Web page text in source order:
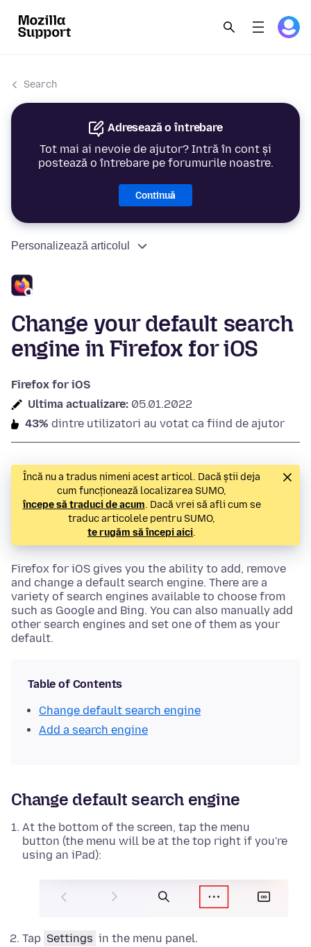
Search
Adresează o întrebare
Tot mai ai nevoie de ajutor? Intră în cont și
postează o întrebare pe forumurile noastre.
Continuă
Personalizează articolul
Change your default search
engine in Firefox for iOS
Firefox for iOS
Ultima actualizare: 05.01.2022
43% dintre utilizatori au votat ca fiind de ajutor
Încă nu a tradus nimeni acest articol. Dacă știi deja
cum funcționează localizarea SUMO,
începe să traduci de acum. Dacă vrei să afli cum se
traduc articolele pentru SUMO,
te rugăm să începi aici.
Firefox for iOS gives you the ability to add, remove
and change a default search engine. There are a
variety of search engines available to choose from
such as Google and Bing. You can also manually add
other search engines and set one of them as your
default.
Table of Contents
Change default search engine
Add a search engine
Change default search engine
At the bottom of the screen, tap the menu
button (the menu will be at the top right if you're
using an iPad):
Tap Settings in the menu panel.